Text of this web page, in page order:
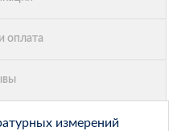
измерений